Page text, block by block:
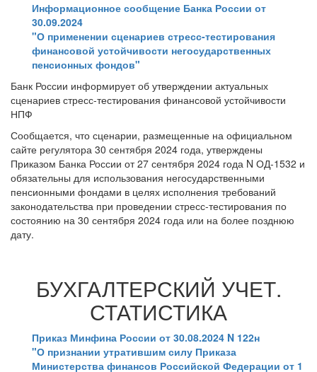
Информационное сообщение Банка России от
30.09.2024
"О применении сценариев стресс-тестирования
финансовой устойчивости негосударственных
пенсионных фондов"
Банк России информирует об утверждении актуальных
сценариев стресс-тестирования финансовой устойчивости
НПФ
Сообщается, что сценарии, размещенные на официальном
сайте регулятора 30 сентября 2024 года, утверждены
Приказом Банка России от 27 сентября 2024 года N ОД-1532 и
обязательны для использования негосударственными
пенсионными фондами в целях исполнения требований
законодательства при проведении стресс-тестирования по
состоянию на 30 сентября 2024 года или на более позднюю
дату.
БУХГАЛТЕРСКИЙ УЧЕТ.
СТАТИСТИКА
Приказ Минфина России от 30.08.2024 N 122н
"О признании утратившим силу Приказа
Министерства финансов Российской Федерации от 1